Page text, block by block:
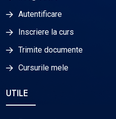
Autentificare
Inscriere la curs
Trimite documente
Cursurile mele
UTILE